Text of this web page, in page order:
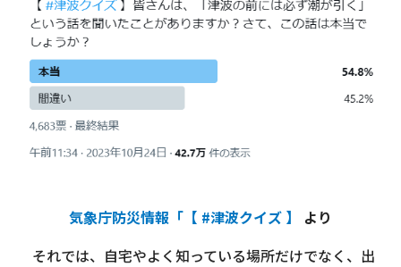
気象庁防災情報「【 #津波クイズ 】 より
それでは、自宅やよく知っている場所だけでなく、出